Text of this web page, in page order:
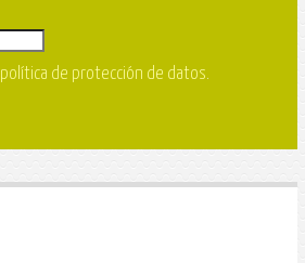
política de protección de datos.